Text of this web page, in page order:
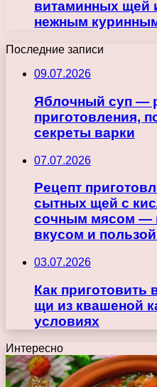
витаминных щей
нежным
Последние записи
09.07.2026
Яблочный суп —
приготовления,
секреты варки
07.07.2026
Рецепт
сытных щей с
сочным мясом —
вкусом и
03.07.2026
Как приготовить
щи из квашеной
условиях
Интересно